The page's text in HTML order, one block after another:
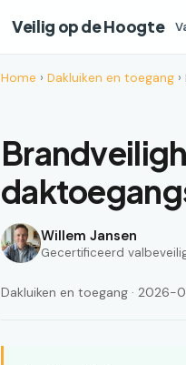
Veilig op de Hoogte
Home › Dakluiken en toegang
Willem Jansen
Gecertificeerd
Dakluiken en toegang · 2026-